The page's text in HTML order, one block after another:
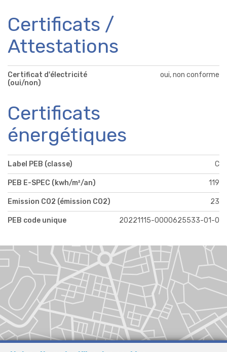
Certificats /
Attestations
Certificat d'électricité
(oui/non)
oui, non conforme
Certificats
énergétiques
Label PEB (classe) C
PEB E-SPEC (kwh/m²/an) 119
Emission CO2 (émission CO2) 23
PEB code unique 20221115-0000625533-01-0